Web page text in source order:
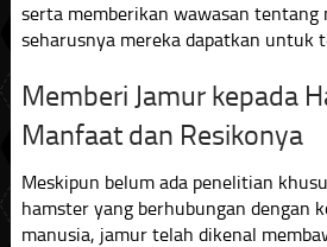
serta memberikan wawasan tentang
seharusnya mereka dapatkan untuk
Memberi Jamur kepada
Manfaat dan Resikonya
Meskipun belum ada penelitian
hamster yang berhubungan dengan
manusia, jamur telah dikenal